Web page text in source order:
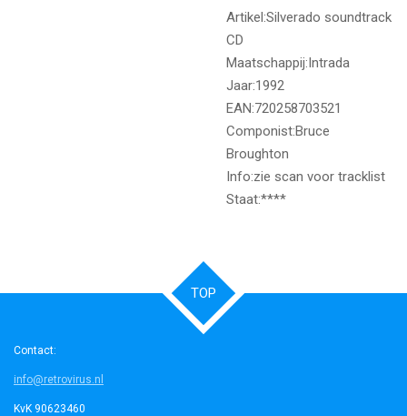
Artikel:Silverado soundtrack
CD
Maatschappij:Intrada
Jaar:1992
EAN:720258703521
Componist:Bruce
Broughton
Info:zie scan voor tracklist
Staat:****
TOP
Contact:
info@retrovirus.nl
KvK 90623460